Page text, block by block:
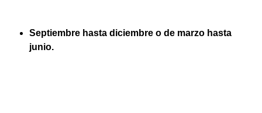
Septiembre hasta diciembre o de marzo hasta
junio.